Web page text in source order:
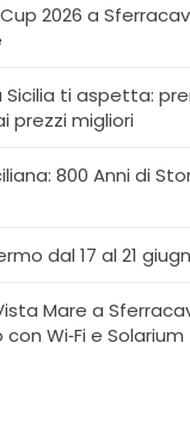
2026 a
Sicilia ti aspetta:
prezzi migliori
800 Anni di
dal 17 al 21
Mare a
Wi‑Fi e Solarium